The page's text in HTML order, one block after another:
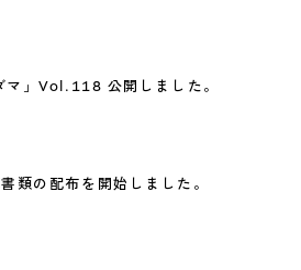
マ」Vol.118 公開しました。
類の配布を開始しました。